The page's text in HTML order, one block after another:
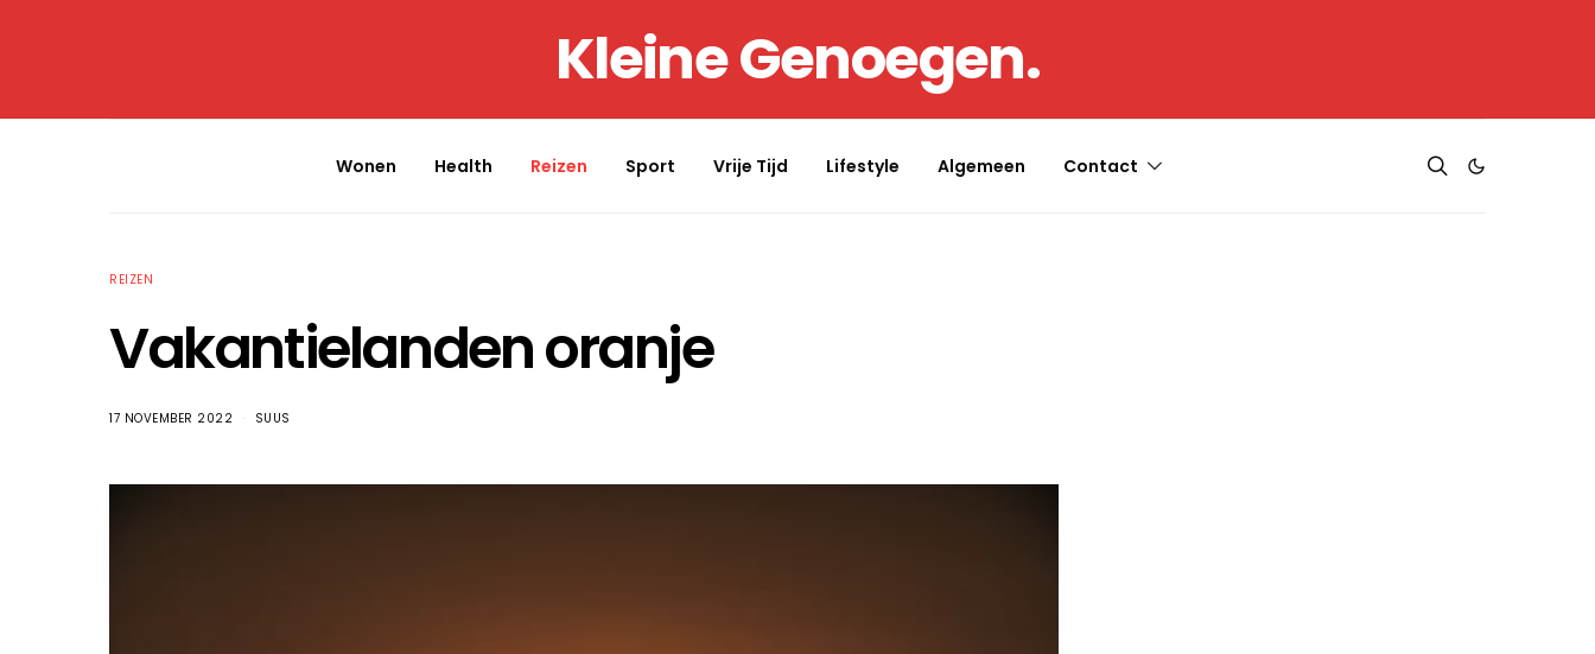
Kleine Genoegen.
Wonen Health Reizen Sport Vrije Tijd Lifestyle Algemeen Contact
REIZEN
Vakantielanden oranje
17 NOVEMBER 2022 SUUS